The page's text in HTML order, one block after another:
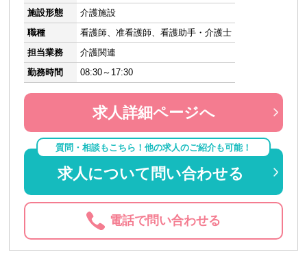
施設形態
介護施設
職種
看護師、准看護師、看護助手・介護士
担当業務
介護関連
勤務時間
08:30～17:30
求人詳細ページへ
質問・相談もこちら！他の求人のご紹介も可能！
求人について問い合わせる
電話で問い合わせる